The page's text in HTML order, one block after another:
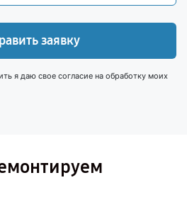
заявку
я даю свое согласие на обработку моих